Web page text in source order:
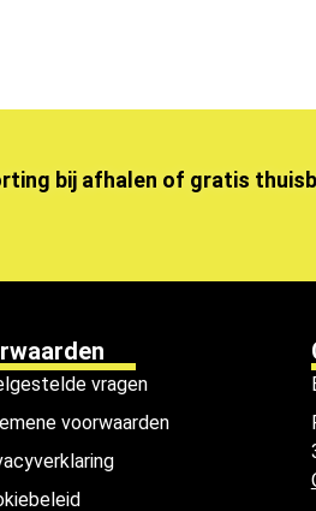
bij afhalen of gratis
vragen
voorwaarden